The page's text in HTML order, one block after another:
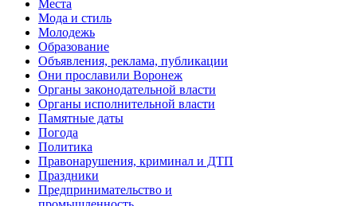
Места
Мода и стиль
Молодежь
Образование
Объявления, реклама, публикации
Они прославили Воронеж
Органы законодательной власти
Органы исполнительной власти
Памятные даты
Погода
Политика
Правонарушения, криминал и ДТП
Праздники
Предпринимательство и